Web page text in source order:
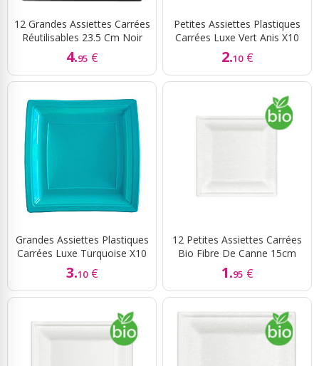
12 Grandes Assiettes Carrées
Réutilisables 23.5 Cm Noir
4.95 €
Petites Assiettes Plastiques
Carrées Luxe Vert Anis X10
2.10 €
Grandes Assiettes Plastiques
Carrées Luxe Turquoise X10
3.10 €
12 Petites Assiettes Carrées
Bio Fibre De Canne 15cm
1.95 €